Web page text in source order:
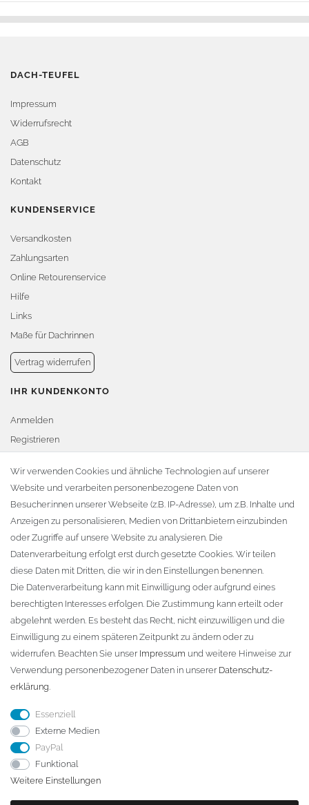
DACH-TEUFEL
Impressum
Widerrufsrecht
AGB
Datenschutz
Kontakt
KUNDENSERVICE
Versandkosten
Zahlungsarten
Online Retourenservice
Hilfe
Links
Maße für Dachrinnen
Vertrag widerrufen
IHR KUNDENKONTO
Anmelden
Registrieren
Warenkorb
Zur Kasse
KONTAKT
Fa. Steffen Jost
Söbrigener Weg 50
D-01796 Pirna
Telefon:+49 (0)3501 507295
info@dach-teufel.de
Wir verwenden Cookies und ähnliche Technologien auf unserer
Website und verarbeiten personenbezogene Daten von
Besucher:innen unserer Webseite (z.B. IP-Adresse), um z.B. Inhalte und
Anzeigen zu personalisieren, Medien von Drittanbietern einzubinden
oder Zugriffe auf unsere Website zu analysieren. Die
Datenverarbeitung erfolgt erst durch gesetzte Cookies. Wir teilen
diese Daten mit Dritten, die wir in den Einstellungen benennen.
Die Datenverarbeitung kann mit Einwilligung oder aufgrund eines
berechtigten Interesses erfolgen. Die Zustimmung kann erteilt oder
abgelehnt werden. Es besteht das Recht, nicht einzuwilligen und die
Einwilligung zu einem späteren Zeitpunkt zu ändern oder zu
widerrufen. Beachten Sie unser Impressum und weitere Hinweise zur
Verwendung personenbezogener Daten in unserer Daten­schutz­
erklärung.
Essenziell
Externe Medien
PayPal
Funktional
Weitere Einstellungen